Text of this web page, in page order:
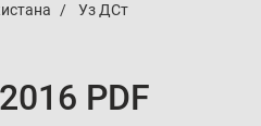
Уз ДСт
PDF